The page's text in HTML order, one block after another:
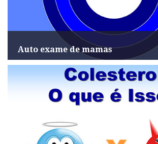
Auto exame de mamas